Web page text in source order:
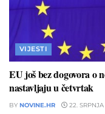
VIJESTI
EU još bez dogovora o
nastavljaju u četvrtak
BY NOVINE.HR 22.